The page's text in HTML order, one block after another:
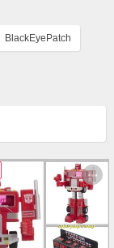
BlackEyePatch